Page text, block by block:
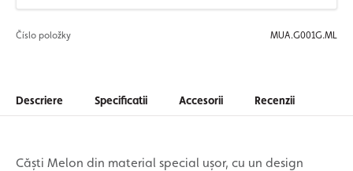
Číslo položky MUA.G001G.ML
Descriere Specificatii Accesorii Recenzii
Căști Melon din material special ușor, cu un design